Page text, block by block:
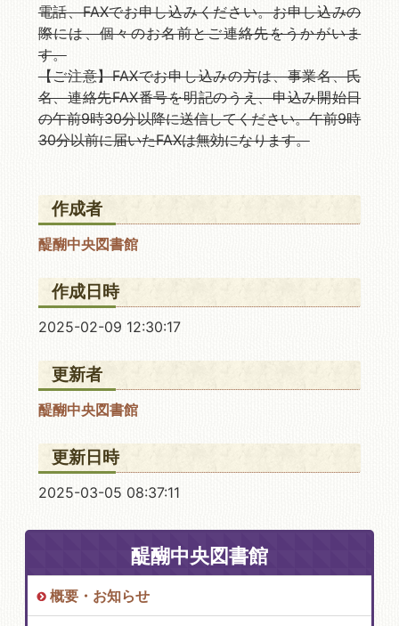
電話、FAXでお申し込みください。お申し込みの
際には、個々のお名前とご連絡先をうかがいま
す。
【ご注意】FAXでお申し込みの方は、事業名、氏
名、連絡先FAX番号を明記のうえ、申込み開始日
の午前9時30分以降に送信してください。午前9時
30分以前に届いたFAXは無効になります。
作成者
醍醐中央図書館
作成日時
2025-02-09 12:30:17
更新者
醍醐中央図書館
更新日時
2025-03-05 08:37:11
醍醐中央図書館
概要・お知らせ